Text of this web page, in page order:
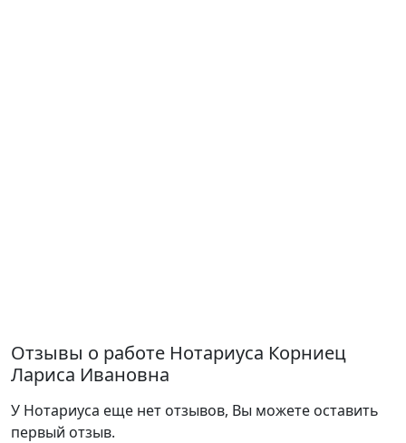
Отзывы о работе Нотариуса Корниец
Лариса Ивановна
У Нотариуса еще нет отзывов, Вы можете оставить
первый отзыв.